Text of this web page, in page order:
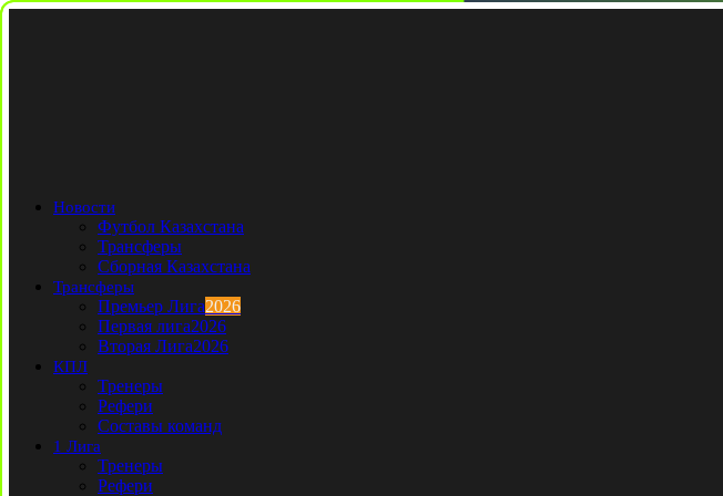
Новости
Футбол Казахстана
Трансферы
Сборная Казахстана
Трансферы
Премьер Лига2026
Первая лига2026
Вторая Лига2026
КПЛ
Тренеры
Рефери
Составы команд
1 Лига
Тренеры
Рефери